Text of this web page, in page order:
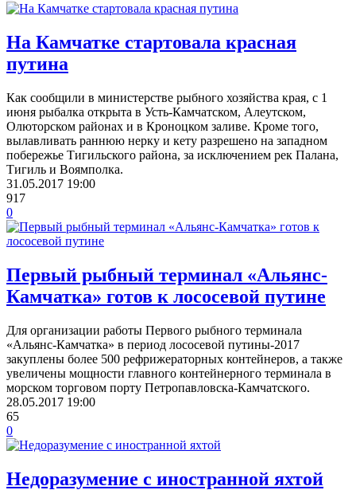
На Камчатке стартовала красная
путина
Как сообщили в министерстве рыбного хозяйства края, с 1
июня рыбалка открыта в Усть-Камчатском, Алеутском,
Олюторском районах и в Кроноцком заливе. Кроме того,
вылавливать раннюю нерку и кету разрешено на западном
побережье Тигильского района, за исключением рек Палана,
Тигиль и Воямполка.
31.05.2017 19:00
917
0
Первый рыбный терминал «Альянс-
Камчатка» готов к лососевой путине
Для организации работы Первого рыбного терминала
«Альянс-Камчатка» в период лососевой путины-2017
закуплены более 500 рефрижераторных контейнеров, а также
увеличены мощности главного контейнерного терминала в
морском торговом порту Петропавловска-Камчатского.
28.05.2017 19:00
65
0
Недоразумение с иностранной яхтой